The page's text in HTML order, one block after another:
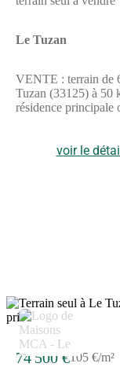
Le Tuzan
VENTE : terrain de
Tuzan (33125) à 50
résidence principale
implantée dans le
km.Ce terrain est à
contact avec notre
voir le
74 500 €105 €/m²